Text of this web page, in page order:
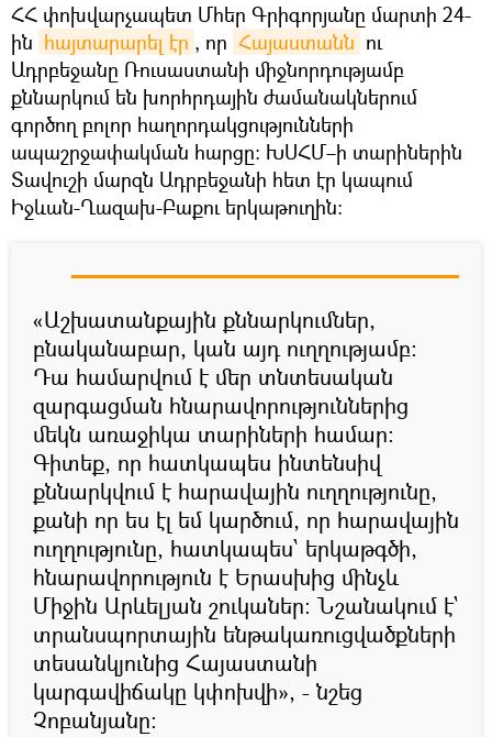
ՀՀ փոխվարչապետ Մհեր Գրիգորյանը մարտի 24-
ին հայտարարել էր , որ Հայաստանն ու
Ադրբեջանը Ռուսաստանի միջնորդությամբ
քննարկում են խորհրդային ժամանակներում
գործող բոլոր հաղորդակցությունների
ապաշրջափակման հարցը: ԽՍՀՄ–ի տարիներին
Տավուշի մարզն Ադրբեջանի հետ էր կապում
Իջևան-Ղազախ-Բաքու երկաթուղին։
«Աշխատանքային քննարկումներ,
բնականաբար, կան այդ ուղղությամբ։
Դա համարվում է մեր տնտեսական
զարգացման հնարավորություններից
մեկն առաջիկա տարիների համար։
Գիտեք, որ հատկապես ինտենսիվ
քննարկվում է հարավային ուղղությունը,
քանի որ ես էլ եմ կարծում, որ հարավային
ուղղությունը, հատկապես՝ երկաթգծի,
հնարավորություն է Երասխից մինչև
Միջին Արևելյան շուկաներ։ Նշանակում է`
տրանսպորտային ենթակառուցվածքների
տեսանկյունից Հայաստանի
կարգավիճակը կփոխվի», - նշեց
Չոբանյանը։